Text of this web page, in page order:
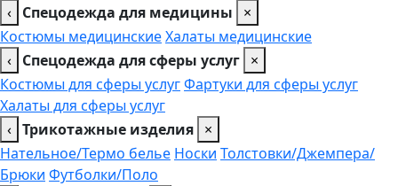
‹ Спецодежда для медицины
×
Костюмы медицинскиеХалаты медицинские
‹ Спецодежда для сферы услуг ×
Костюмы для сферы услугФартуки для сферы услуг
Халаты для сферы услуг
‹ Трикотажные изделия ×
Нательное/Термо белье Носки Толстовки/Джемпера/
Брюки Футболки/Поло